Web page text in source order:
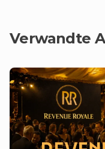
Verwandte